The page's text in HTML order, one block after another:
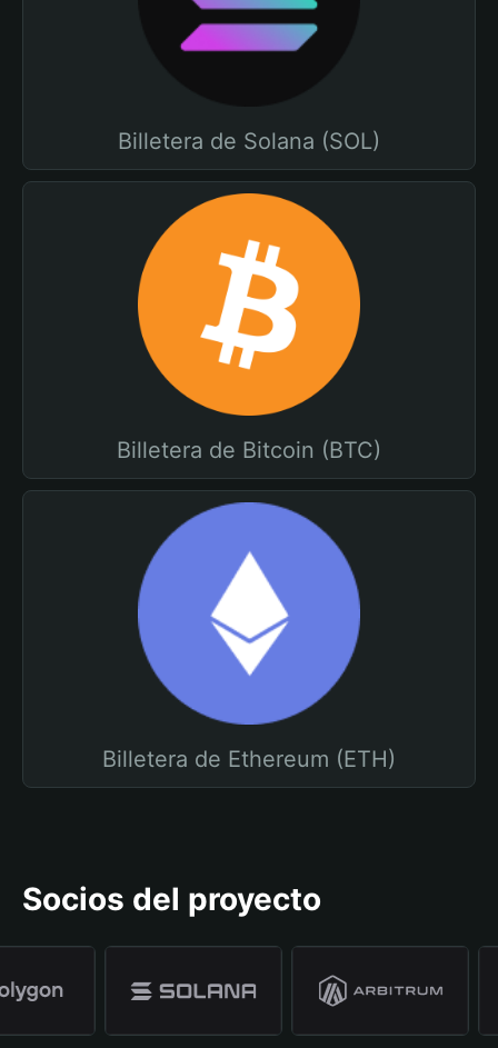
Billetera de Solana (SOL)
Billetera de Bitcoin (BTC)
Billetera de Ethereum (ETH)
Socios del proyecto